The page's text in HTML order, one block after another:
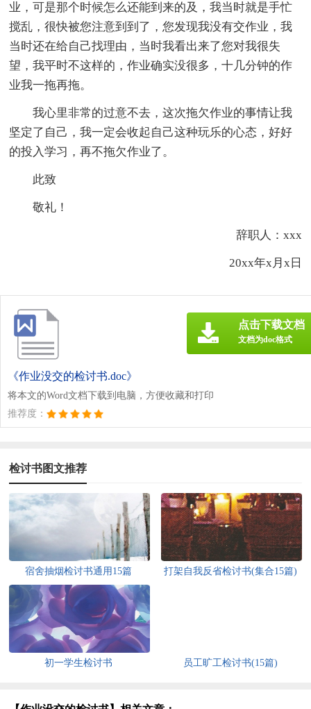
业，可是那个时候怎么还能到来的及，我当时就是手忙
搅乱，很快被您注意到到了，您发现我没有交作业，我
当时还在给自己找理由，当时我看出来了您对我很失
望，我平时不这样的，作业确实没很多，十几分钟的作
业我一拖再拖。
我心里非常的过意不去，这次拖欠作业的事情让我
坚定了自己，我一定会收起自己这种玩乐的心态，好好
的投入学习，再不拖欠作业了。
此致
敬礼！
辞职人：xxx
20xx年x月x日
《作业没交的检讨书.doc》
将本文的Word文档下载到电脑，方便收藏和打印
推荐度：
点击下载文档
文档为doc格式
检讨书图文推荐
宿舍抽烟检讨书通用15篇 打架自我反省检讨书(集合15篇)
初一学生检讨书 员工旷工检讨书(15篇)